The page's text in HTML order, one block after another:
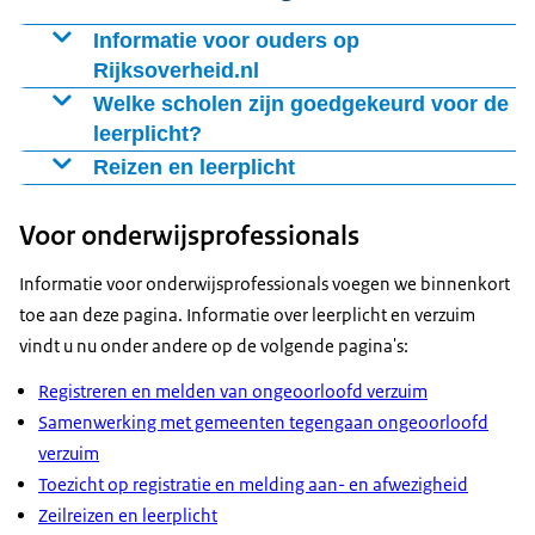
Informatie voor ouders op
Rijksoverheid.nl
Op Rijksoverheid.nl vindt u
Welke scholen zijn goedgekeurd voor de
leerplicht?
Door de overheid bekostigde scholen zijn goedgekeurd
Reizen en leerplicht
aan een langdurige zeilreis zoals Masterskip of School
goedkeuren. Op Rijksoverheid.nl leest u meer over
Voor onderwijsprofessionals
Informatie voor onderwijsprofessionals voegen we binnenkort
toe aan deze pagina. Informatie over leerplicht en verzuim
vindt u nu onder andere op de volgende pagina's:
Registreren en melden van ongeoorloofd verzuim
Samenwerking met gemeenten tegengaan ongeoorloofd
verzuim
Toezicht op registratie en melding aan- en afwezigheid
Zeilreizen en leerplicht